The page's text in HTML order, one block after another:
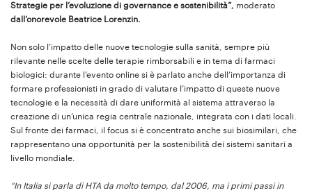
Strategie per l’evoluzione di governance e sostenibilità”, moderato
dall’onorevole Beatrice Lorenzin.
Non solo l’impatto delle nuove tecnologie sulla sanità, sempre più
rilevante nelle scelte delle terapie rimborsabili e in tema di farmaci
biologici: durante l’evento online si è parlato anche dell’importanza di
formare professionisti in grado di valutare l’impatto di queste nuove
tecnologie e la necessità di dare uniformità al sistema attraverso la
creazione di un’unica regia centrale nazionale, integrata con i dati locali.
Sul fronte dei farmaci, il focus si è concentrato anche sui biosimilari, che
rappresentano una opportunità per la sostenibilità dei sistemi sanitari a
livello mondiale.
“In Italia si parla di HTA da molto tempo, dal 2006, ma i primi passi in